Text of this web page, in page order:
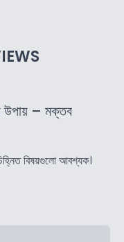
উপায় – মক্তব
বিষয়গুলো আবশ্যক।